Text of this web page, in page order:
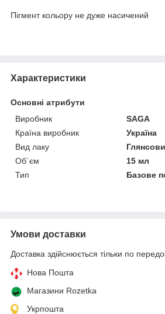
Пігмент кольору не дуже насичений
Характеристики
Основні атрибути
Виробник
SAGA
Країна виробник
Україна
Вид лаку
Об`єм
15 мл
Тип
Базове
Умови доставки
Доставка здійснюється тільки по
Нова Пошта
Магазини Rozetka
Укрпошта